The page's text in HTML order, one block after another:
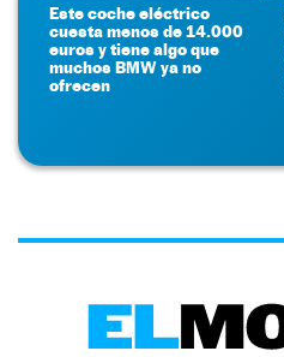
Este coche eléctrico
cuesta menos de 14.000
euros y tiene algo que
muchos BMW ya no
ofrecen